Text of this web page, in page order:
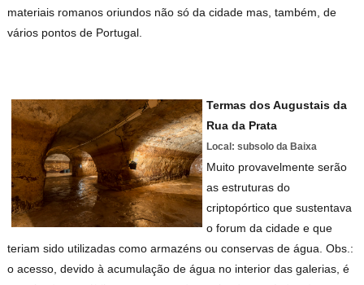
materiais romanos oriundos não só da cidade mas, também, de
vários pontos de Portugal.
Termas dos Augustais da
Rua da Prata
Local: subsolo da Baixa
Muito provavelmente serão
as estruturas do
criptopórtico que sustentava
o forum da cidade e que
teriam sido utilizadas como armazéns ou conservas de água. Obs.:
o acesso, devido à acumulação de água no interior das galerias, é